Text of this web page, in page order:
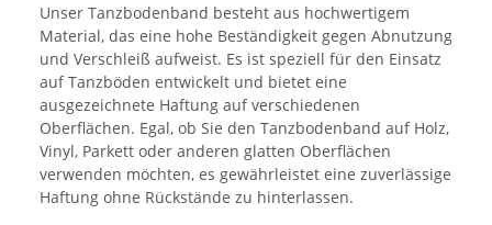
Unser Tanzbodenband besteht aus hochwertigem
Material, das eine hohe Beständigkeit gegen Abnutzung
und Verschleiß aufweist. Es ist speziell für den Einsatz
auf Tanzböden entwickelt und bietet eine
ausgezeichnete Haftung auf verschiedenen
Oberflächen. Egal, ob Sie den Tanzbodenband auf Holz,
Vinyl, Parkett oder anderen glatten Oberflächen
verwenden möchten, es gewährleistet eine zuverlässige
Haftung ohne Rückstände zu hinterlassen.